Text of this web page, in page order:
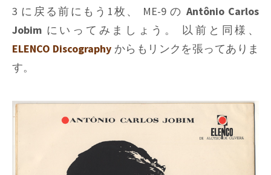
3 に戻る前にもう1枚、 ME-9の Antônio Carlos
Jobim にいってみましょう。 以前と同様、
ELENCO Discography からもリンクを張ってありま
す。